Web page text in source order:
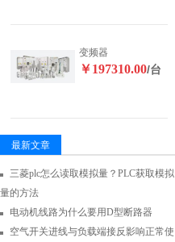
变频器
￥197310.00/台
最新文章
三菱plc怎么读取模拟量？PLC获取模拟
量的方法
电动机线路为什么要用D型断路器
空气开关进线与负载端接反影响正常使